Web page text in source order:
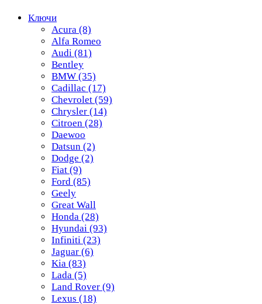
Ключи
Acura (8)
Alfa Romeo
Audi (81)
Bentley
BMW (35)
Cadillac (17)
Chevrolet (59)
Chrysler (14)
Citroen (28)
Daewoo
Datsun (2)
Dodge (2)
Fiat (9)
Ford (85)
Geely
Great Wall
Honda (28)
Hyundai (93)
Infiniti (23)
Jaguar (6)
Kia (83)
Lada (5)
Land Rover (9)
Lexus (18)